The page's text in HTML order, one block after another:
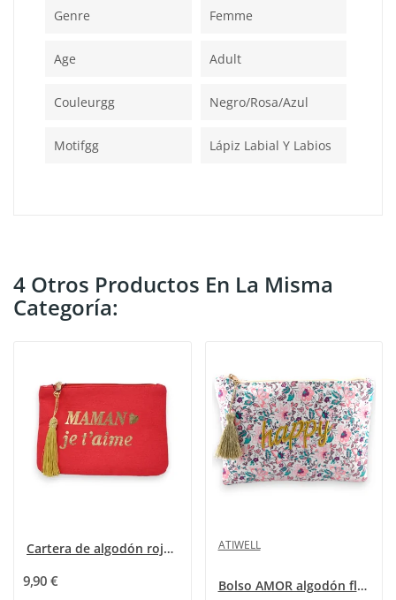
Genre Femme
Age Adult
Couleurgg Negro/rosa/azul
Motifgg Lápiz Labial Y Labios
4 Otros Productos En La Misma
Categoría:
Cartera de algodón roja Mamá te amo
9,90 €
ATIWELL
Bolso AMOR algodón flores rosa azul marrón